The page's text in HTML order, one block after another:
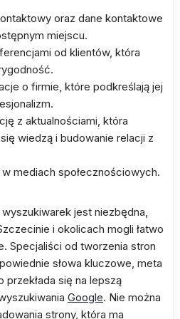
oraz dane kontaktowe
miejscu.
od klientów, która
o firmie, które podkreślają jej
z aktualnościami, która
wiedzą i budowanie relacji z
mediach społecznościowych.
jest niezbędna,
i okolicach mogli łatwo
Specjaliści od tworzenia stron
słowa kluczowe, meta
się na lepszą
Google. Nie można
strony, która ma